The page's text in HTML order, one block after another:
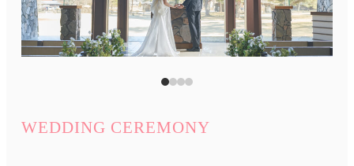
WEDDING CEREMONY